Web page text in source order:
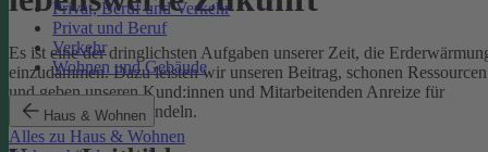
Privat, Beruf und Verkehr
Privat und Beruf
Verkehr
Wohnen und Gebäude
Haus & Wohnen
Alles zu Haus & Wohnen
Es ist eine der dringlichsten Aufgaben unserer Zeit, die
einzudämmen. Dazu leisten wir unseren Beitrag, schonen Ressourcen
und geben unseren Kund:innen und Mitarbeitenden Anreize für
umweltbewusstes Handeln.